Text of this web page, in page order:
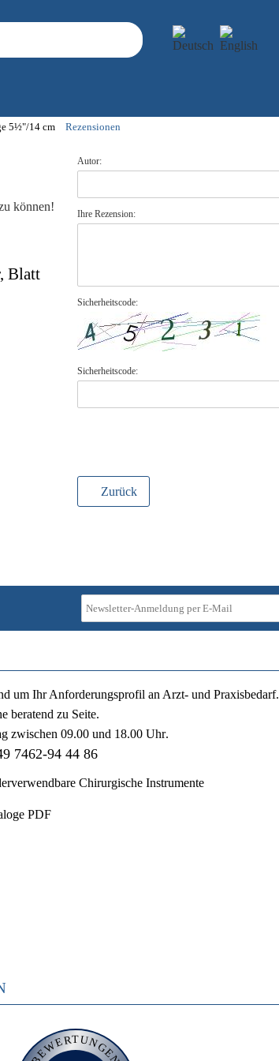
5½"/14 cm Rezensionen
können!
Blatt
Autor:
Ihre Rezension:
Sicherheitscode:
Sicherheitscode:
Zurück
um Ihr Anforderungsprofil an Arzt- und Praxisbedarf.
beratend zu Seite.
zwischen 09.00 und 18.00 Uhr.
7462-94 44 86
Chirurgische Instrumente
PDF
BEWERTUNGEN